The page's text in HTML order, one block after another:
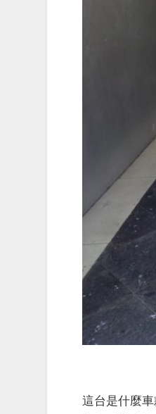
這台是什麼